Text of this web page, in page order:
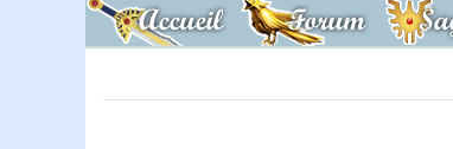
Accueil Forum